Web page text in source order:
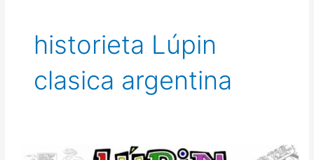
historieta Lúpin
clasica argentina
LÚPIN